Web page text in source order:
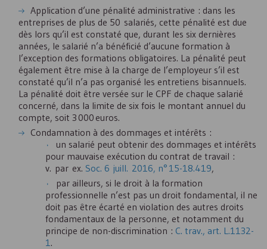
Application d’une pénalité administrative : dans les
entreprises de plus de 50 salariés, cette pénalité est due
dès lors qu’il est constaté que, durant les six dernières
années, le salarié n’a bénéficié d’aucune formation à
l’exception des formations obligatoires. La pénalité peut
également être mise à la charge de l’employeur s’il est
constaté qu’il n’a pas organisé les entretiens bisannuels.
La pénalité doit être versée sur le CPF de chaque salarié
concerné, dans la limite de six fois le montant annuel du
compte, soit 3 000 euros.
Condamnation à des dommages et intérêts :
un salarié peut obtenir des dommages et intérêts
pour mauvaise exécution du contrat de travail :
v. par ex. Soc. 6 juill. 2016, n° 15-18.419,
par ailleurs, si le droit à la formation
professionnelle n’est pas un droit fondamental, il ne
doit pas être écarté en violation des autres droits
fondamentaux de la personne, et notamment du
principe de non-discrimination : C. trav., art. L.1132-
1.